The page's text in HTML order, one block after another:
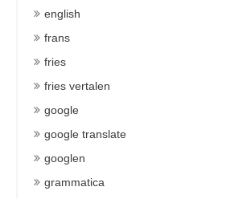
english
frans
fries
fries vertalen
google
google translate
googlen
grammatica